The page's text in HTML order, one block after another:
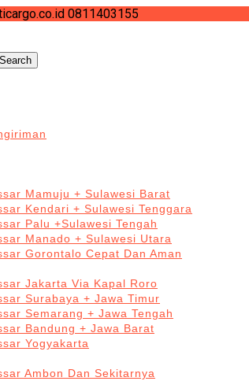
0811403155
Search
Mamuju + Sulawesi Barat
Kendari + Sulawesi Tenggara
Palu +Sulawesi Tengah
Manado + Sulawesi Utara
Gorontalo Cepat Dan Aman
Jakarta Via Kapal Roro
Surabaya + Jawa Timur
Semarang + Jawa Tengah
Bandung + Jawa Barat
Yogyakarta
Ambon Dan Sekitarnya